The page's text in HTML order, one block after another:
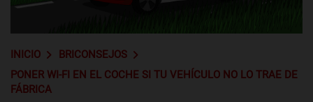
INICIO
BRICONSEJOS
PONER WI-FI EN EL COCHE SI TU VEHÍCULO NO LO TRAE DE
FÁBRICA